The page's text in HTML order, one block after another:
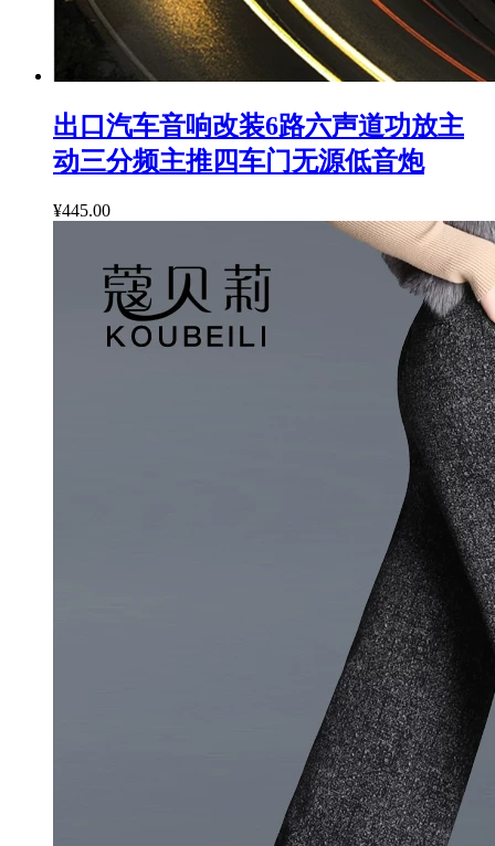
出口汽车音响改装6路六声道功放主
动三分频主推四车门无源低音炮
¥445.00